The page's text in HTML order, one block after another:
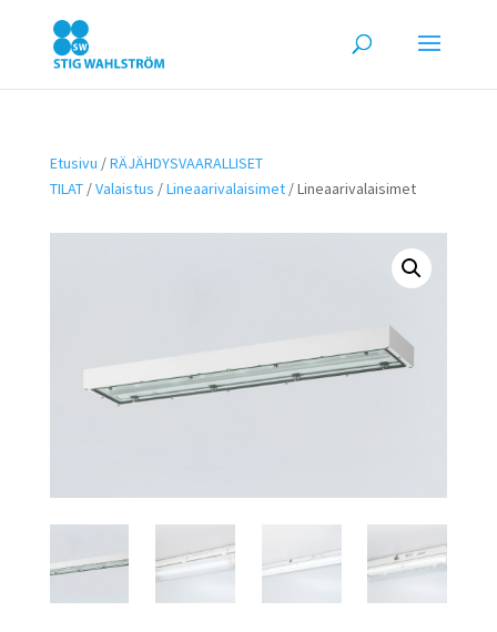
Etusivu /RÄJÄHDYSVAARALLISET
TILAT/Valaistus /Lineaarivalaisimet/ Lineaarivalaisimet